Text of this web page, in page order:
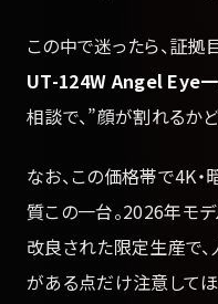
この中で迷ったら、証拠
UT-124W Angel Eye
相談で、”顔が割れるか
なお、この価格帯で4K
質この一台。2026年モ
改良された限定生産で
がある点だけ注意してほ